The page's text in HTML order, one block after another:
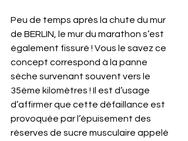
Peu de temps après la chute du mur
de BERLIN, le mur du marathon s’est
également fissuré ! Vous le savez ce
concept correspond à la panne
sèche survenant souvent vers le
35ème kilomètres ! Il est d’usage
d’affirmer que cette défaillance est
provoquée par l’épuisement des
réserves de sucre musculaire appelé